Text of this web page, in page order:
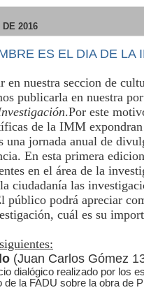
2016
ES EL DIA DE LA
en nuestra seccion de
publicarla en nuestra
.Por este
de la IMM
una jornada anual de
En esta primera
en el área de la
ciudadanía las
público podrá apreciar
cuál es su
(Juan Carlos Gómez
dialógico realizado por los
la FADU sobre la obra de